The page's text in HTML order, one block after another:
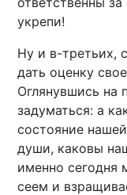
укрепи!
Ну и в-третьих,
дать оценку
Оглянувшись на
задуматься: а
состояние
души, каковы
именно сегодня
сеем и